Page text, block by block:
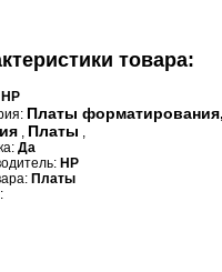
товара:
HP
Платы
, Платы ,
Да
HP
Платы